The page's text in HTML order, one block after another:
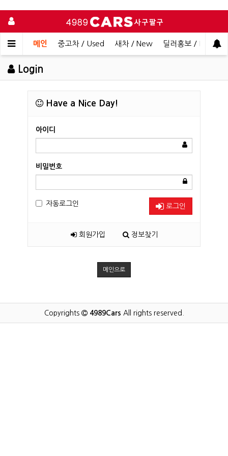
메인 중고차 / Used 새차 / New 딜러홍보 / Dealer
Login
Have a Nice Day!
아이디
비밀번호
자동로그인 로그인
회원가입 정보찾기
메인으로
Copyrights 4989Cars All rights reserved.